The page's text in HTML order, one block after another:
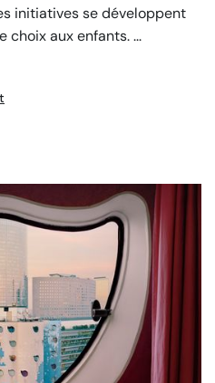
initiatives se développent
choix aux enfants. ...